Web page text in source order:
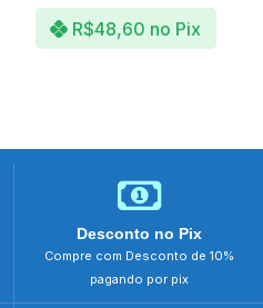
R$48,60 no Pix
Desconto no Pix
Compre com Desconto de 10%
pagando por pix